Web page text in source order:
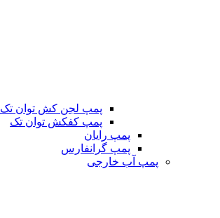
پمپ لجن کش توان تک
پمپ کفکش توان تک
پمپ رایان
پمپ گرانفارس
پمپ آب خارجی